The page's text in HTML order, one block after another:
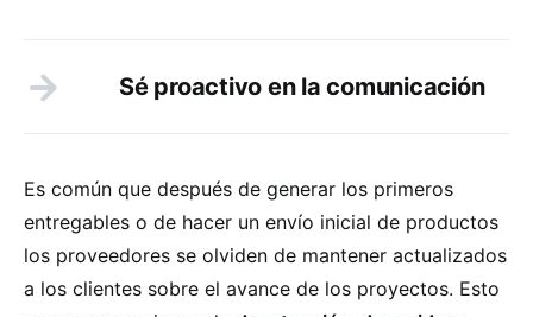
Sé proactivo en la comunicación
Es común que después de generar los primeros
entregables o de hacer un envío inicial de productos
los proveedores se olviden de mantener actualizados
a los clientes sobre el avance de los proyectos. Esto